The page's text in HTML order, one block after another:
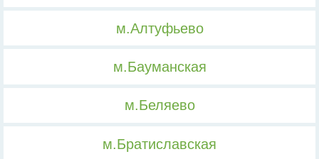
м.Алтуфьево
м.Бауманская
м.Беляево
м.Братиславская